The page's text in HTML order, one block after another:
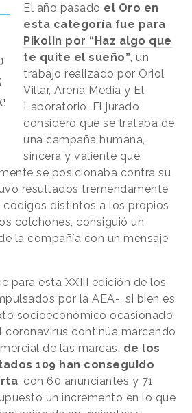
El año pasado el Oro en
esta categoría fue para
Pikolin por “Haz algo que
te quite el sueño”, un
trabajo realizado por Oriol
Villar, Arena Media y El
Laboratorio. El jurado
consideró que se trataba de
una campaña humana,
sincera y valiente que,
se posicionaba contra su
resultados tremendamente
códigos distintos a los propios
colchones, consiguió un
la compañía con un mensaje
para esta XXIII edición de los
por la AEA-, si bien es
socioeconómico ocasionado
coronavirus continúa marcando
de las marcas, de los
109 han conseguido
, con 60 anunciantes y 71
un incremento en lo que